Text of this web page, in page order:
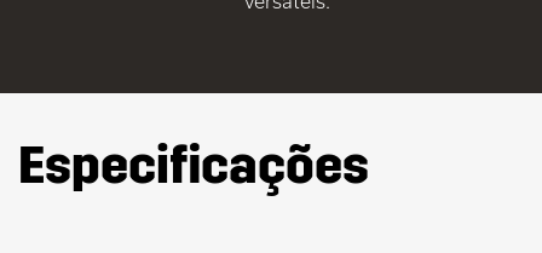
Especificações